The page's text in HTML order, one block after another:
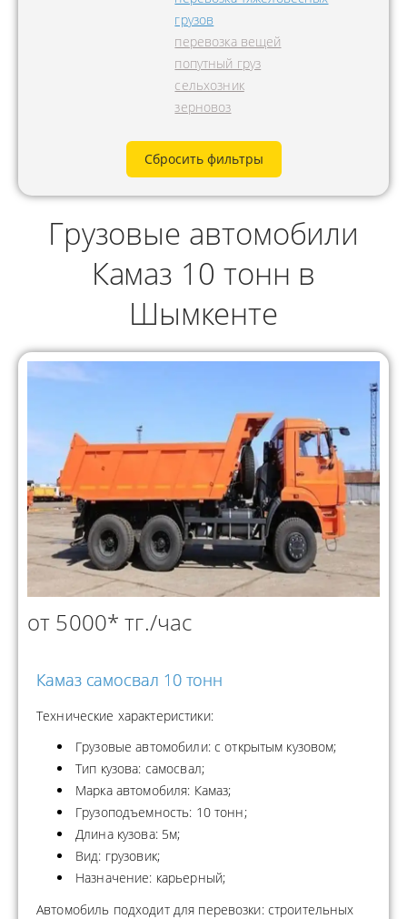
грузов
перевозка вещей
попутный груз
сельхозник
зерновоз
Сбросить фильтры
Грузовые автомобили
Камаз 10 тонн в
Шымкенте
от 5000* тг./час
Камаз самосвал 10 тонн
Технические характеристики:
Грузовые автомобили: с открытым кузовом;
Тип кузова: самосвал;
Марка автомобиля: Камаз;
Грузоподъемность: 10 тонн;
Длина кузова: 5м;
Вид: грузовик;
Назначение: карьерный;
Автомобиль подходит для перевозки: строительных